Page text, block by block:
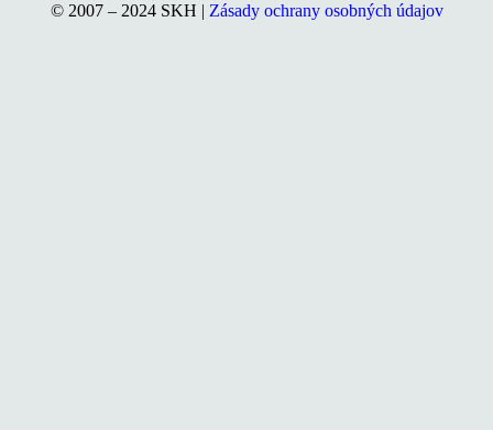
© 2007 – 2024 SKH | Zásady ochrany osobných údajov